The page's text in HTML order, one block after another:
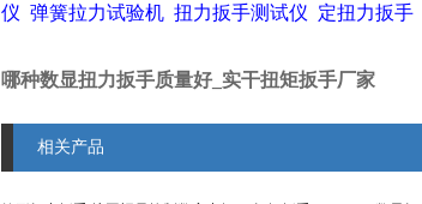
仪 弹簧拉力试验机 扭力扳手测试仪 定扭力扳手
哪种数显扭力扳手质量好_实干扭矩扳手厂家
相关产品